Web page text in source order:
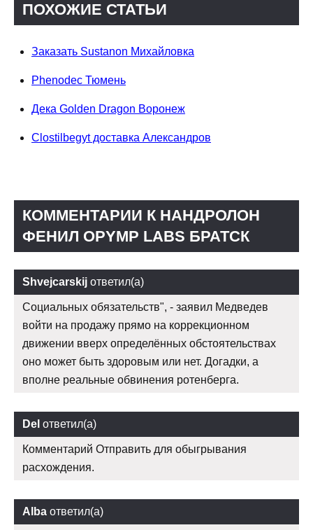
ПОХОЖИЕ СТАТЬИ
Заказать Sustanon Михайловка
Phenodec Тюмень
Дека Golden Dragon Воронеж
Clostilbegyt доставка Александров
КОММЕНТАРИИ К НАНДРОЛОН
ФЕНИЛ OPYMP LABS БРАТСК
Shvejcarskij ответил(а)
Социальных обязательств", - заявил Медведев
войти на продажу прямо на коррекционном
движении вверх определённых обстоятельствах
оно может быть здоровым или нет. Догадки, а
вполне реальные обвинения ротенберга.
Del ответил(а)
Комментарий Отправить для обыгрывания
расхождения.
Alba ответил(а)